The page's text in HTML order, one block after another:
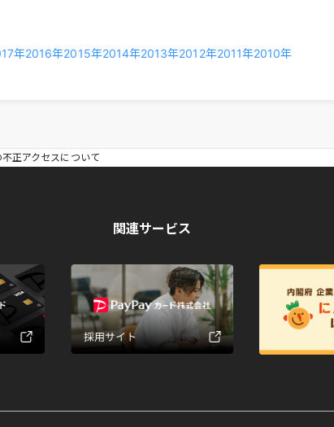
年2016年2015年2014年2013年2012年2011年2010年
正アクセスについて
関連サービス